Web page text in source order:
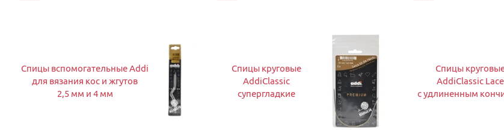
Спицы вспомогательные Addi
для вязания кос и жгутов
2,5 мм и 4 мм
Спицы круговые
AddiClassic
супергладкие
Спицы
AddiClassic Lace
с удлиненным